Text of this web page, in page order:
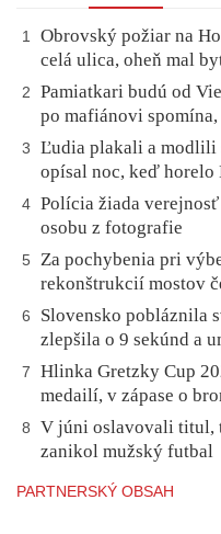
1
Obrovský požiar na
celá ulica, oheň mal
2
Pamiatkari budú od
po mafiánovi
3
Ľudia plakali a modlili
opísal noc, keď horelo
4 Polícia žiada
osobu z fotografie
5
Za pochybenia pri
rekonštrukcií mostov
6
Slovensko pobláznila
zlepšila o 9 sekúnd a
7
Hlinka Gretzky Cup
medailí, v zápase o
8
V júni oslavovali titul,
zanikol mužský futbal
PARTNERSKÝ OBSAH